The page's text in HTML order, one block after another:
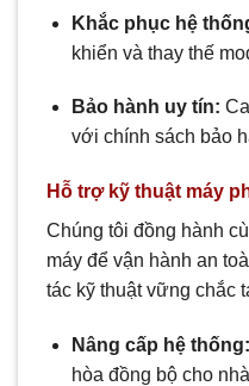
Khắc phục hệ
khiển và thay thế
Bảo hành uy tín:
với chính sách bảo
Hỗ trợ kỹ thuật máy
Chúng tôi đồng hành
máy để vận hành an
tác kỹ thuật vững chắc
Nâng cấp hệ thống:
hòa đồng bộ cho